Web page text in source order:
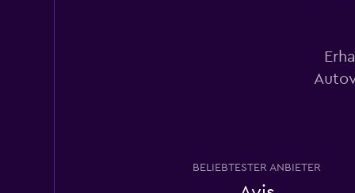
BELIEBTESTER ANBIETER